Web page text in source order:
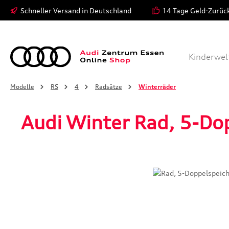
Hauptinhalt springen
Zur Suche springen
Zur Hauptnavigation springen
Schneller Versand in Deutschland 14 Tage Geld-
Modelle Bekleidung
Modelle RS 4 Radsätze Winterräder
Audi Winter Rad, 5-